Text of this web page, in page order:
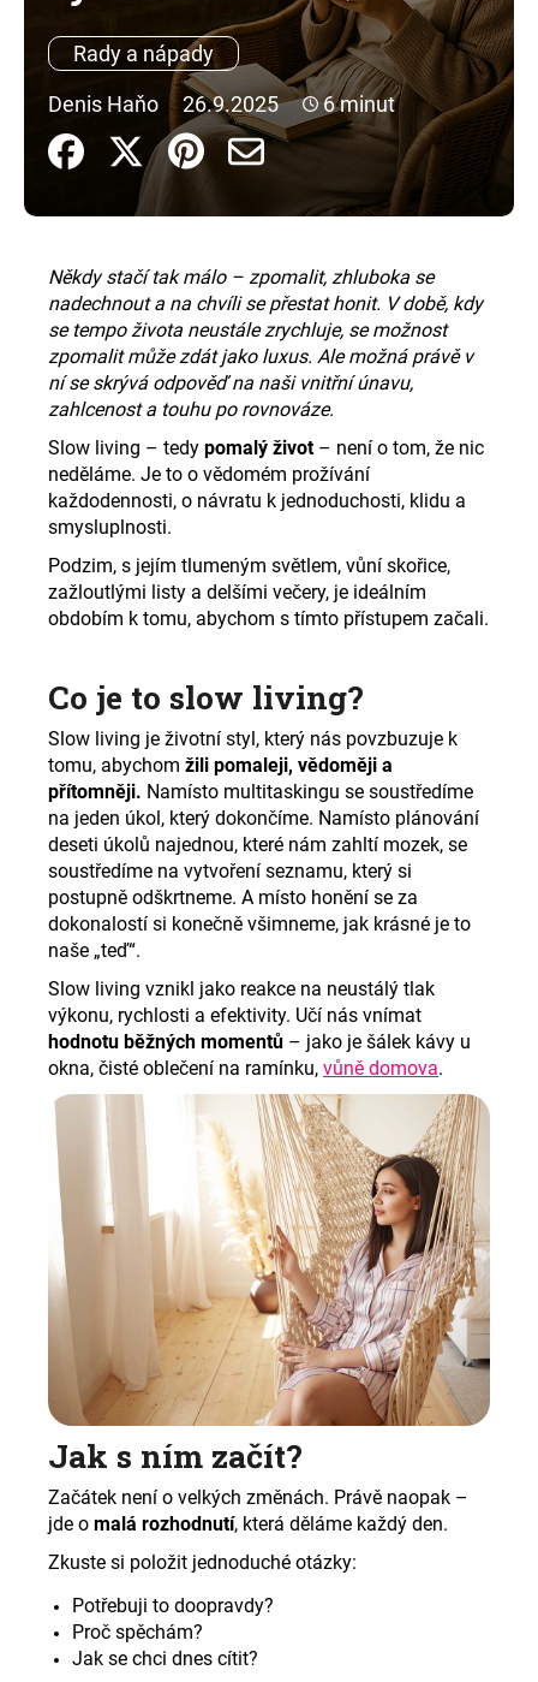
Rady a nápady
Denis Haňo
26.9.2025 6 minut
Někdy stačí tak málo – zpomalit, zhluboka se
nadechnout a na chvíli se přestat honit. V době, kdy
se tempo života neustále zrychluje, se možnost
zpomalit může zdát jako luxus. Ale možná právě v
ní se skrývá odpověď na naši vnitřní únavu,
zahlcenost a touhu po rovnováze.
Slow living – tedy pomalý život– není o tom, že nic
neděláme. Je to o vědomém prožívání
každodennosti, o návratu k jednoduchosti, klidu a
smysluplnosti.
Podzim, s jejím tlumeným světlem, vůní skořice,
zažloutlými listy a delšími večery, je ideálním
obdobím k tomu, abychom s tímto přístupem začali.
Co je to slow living?
Slow living je životní styl, který nás povzbuzuje k
tomu, abychom žili pomaleji, vědoměji a
přítomněji. Namísto multitaskingu se soustředíme
na jeden úkol, který dokončíme. Namísto plánování
deseti úkolů najednou, které nám zahltí mozek, se
soustředíme na vytvoření seznamu, který si
postupně odškrtneme. A místo honění se za
dokonalostí si konečně všimneme, jak krásné je to
naše „teď“.
Slow living vznikl jako reakce na neustálý tlak
výkonu, rychlosti a efektivity. Učí nás vnímat
hodnotu běžných momentů – jako je šálek kávy u
okna, čisté oblečení na ramínku, vůně domova.
Jak s ním začít?
Začátek není o velkých změnách. Právě naopak –
jde o malá rozhodnutí, která děláme každý den.
Zkuste si položit jednoduché otázky:
Potřebuji to doopravdy?
Proč spěchám?
Jak se chci dnes cítit?
HLEDAT